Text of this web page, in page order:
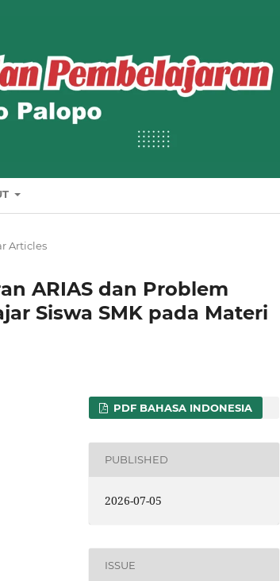
Articles
ARIAS dan Problem
Siswa SMK pada Materi
PDF BAHASA INDONESIA
PUBLISHED
2026-07-05
ISSUE